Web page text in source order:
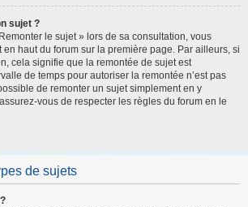
sujet ?
le sujet » lors de sa consultation, vous
haut du forum sur la première page. Par ailleurs, si
cela signifie que la remontée de sujet est
de temps pour autoriser la remontée n’est pas
de remonter un sujet simplement en y
vous de respecter les règles du forum en le
de sujets